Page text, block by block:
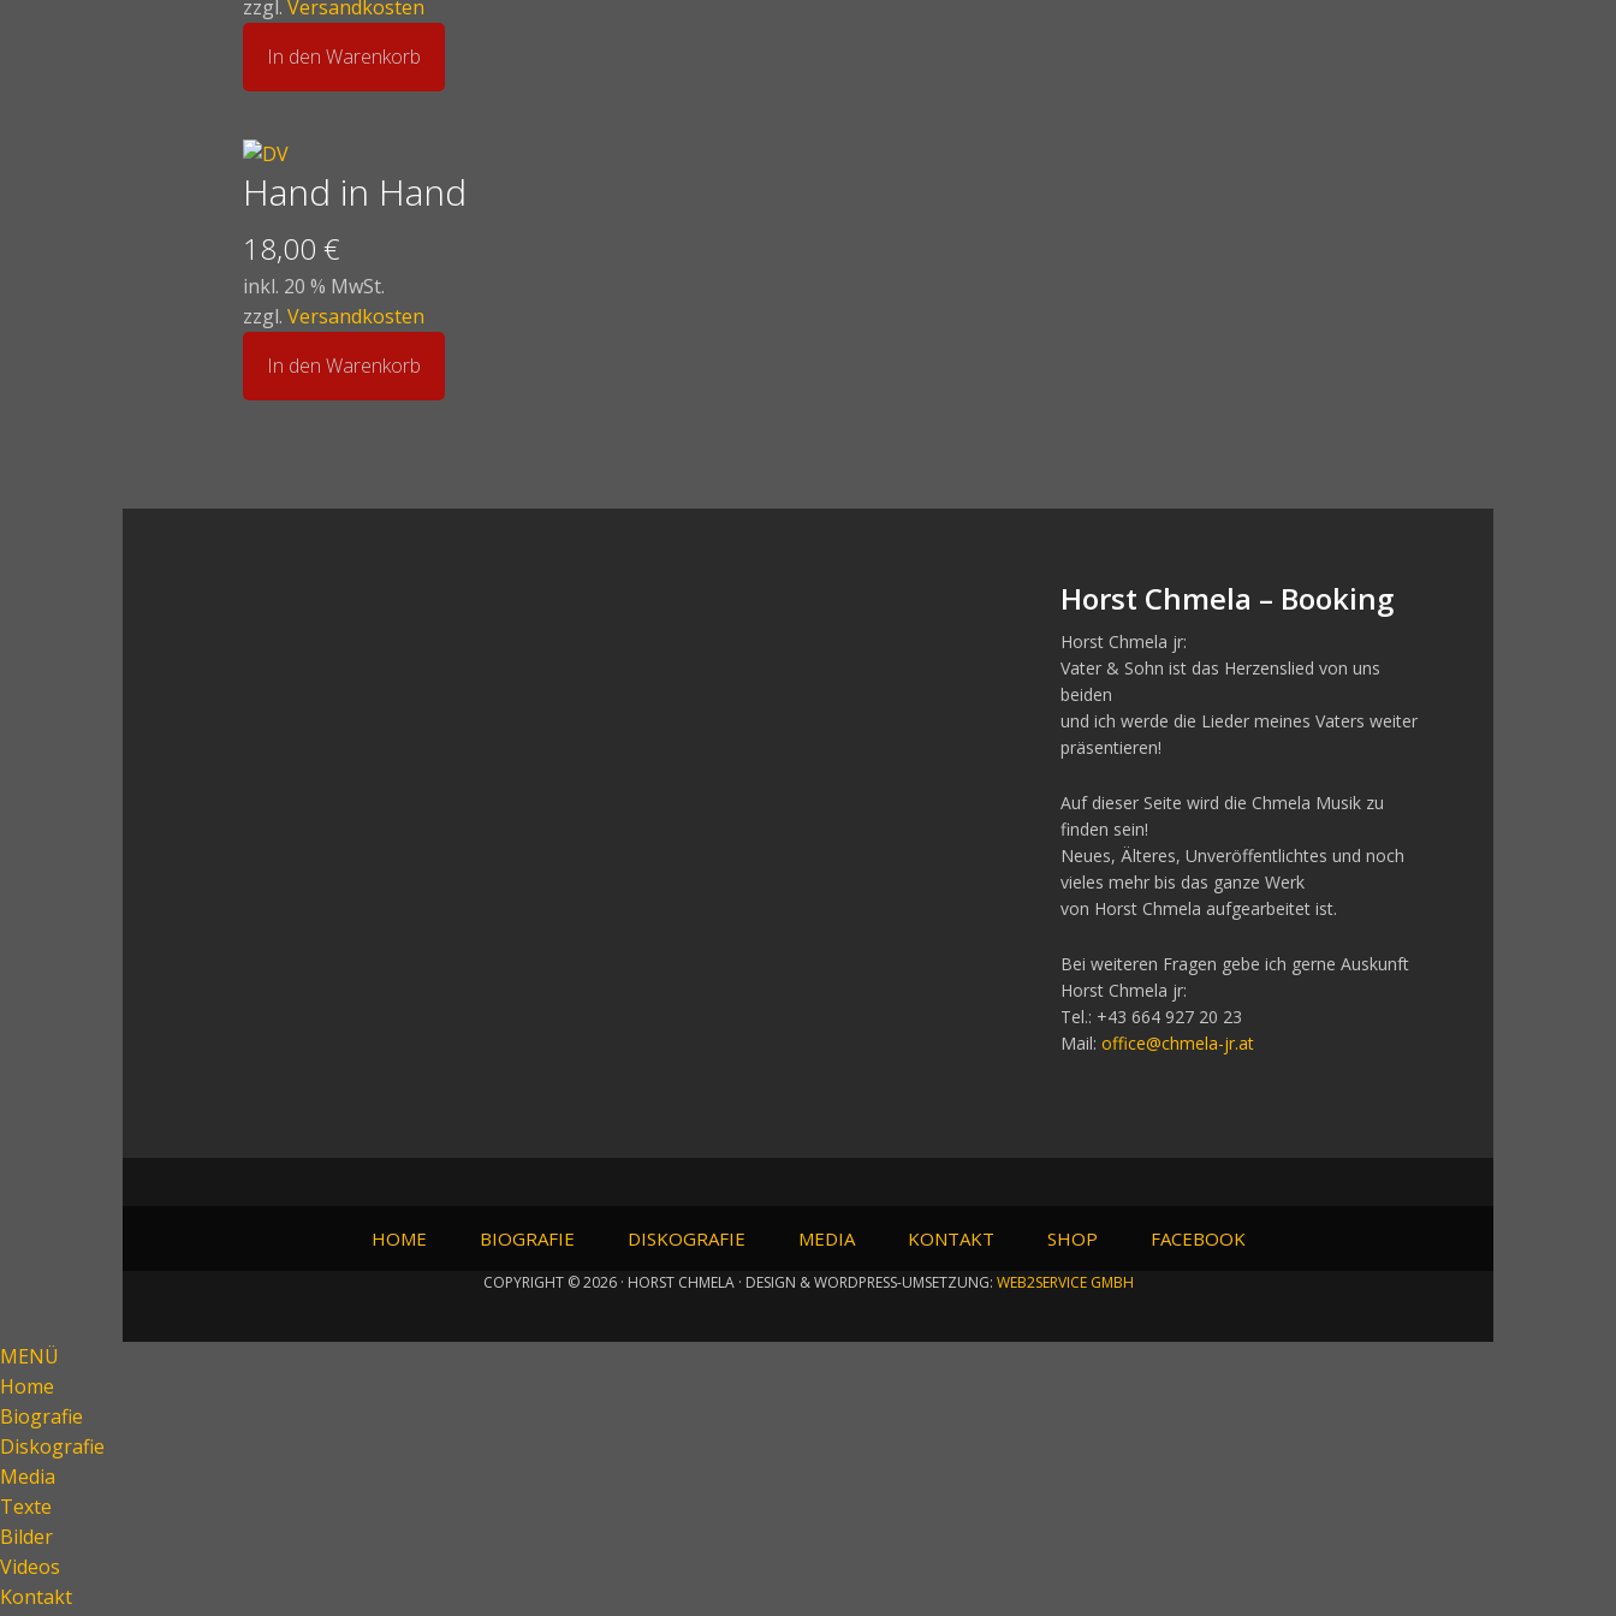
zzgl. Versandkosten
In den Warenkorb
Hand in Hand
18,00 €
inkl. 20 % MwSt.
zzgl. Versandkosten
In den Warenkorb
Horst Chmela – Booking
Horst Chmela jr:
Vater & Sohn ist das Herzenslied von uns
beiden
und ich werde die Lieder meines Vaters weiter
präsentieren!
Auf dieser Seite wird die Chmela Musik zu
finden sein!
Neues, Älteres, Unveröffentlichtes und noch
vieles mehr bis das ganze Werk
von Horst Chmela aufgearbeitet ist.
Bei weiteren Fragen gebe ich gerne Auskunft
Horst Chmela jr:
Tel.: +43 664 927 20 23
Mail:office@chmela-jr.at
HOME BIOGRAFIE DISKOGRAFIE MEDIA KONTAKT SHOP FACEBOOK
COPYRIGHT © 2026 · HORST CHMELA · DESIGN & WORDPRESS-UMSETZUNG: WEB2SERVICE GMBH
MENÜ
Home
Biografie
Diskografie
Media
Texte
Bilder
Videos
Kontakt